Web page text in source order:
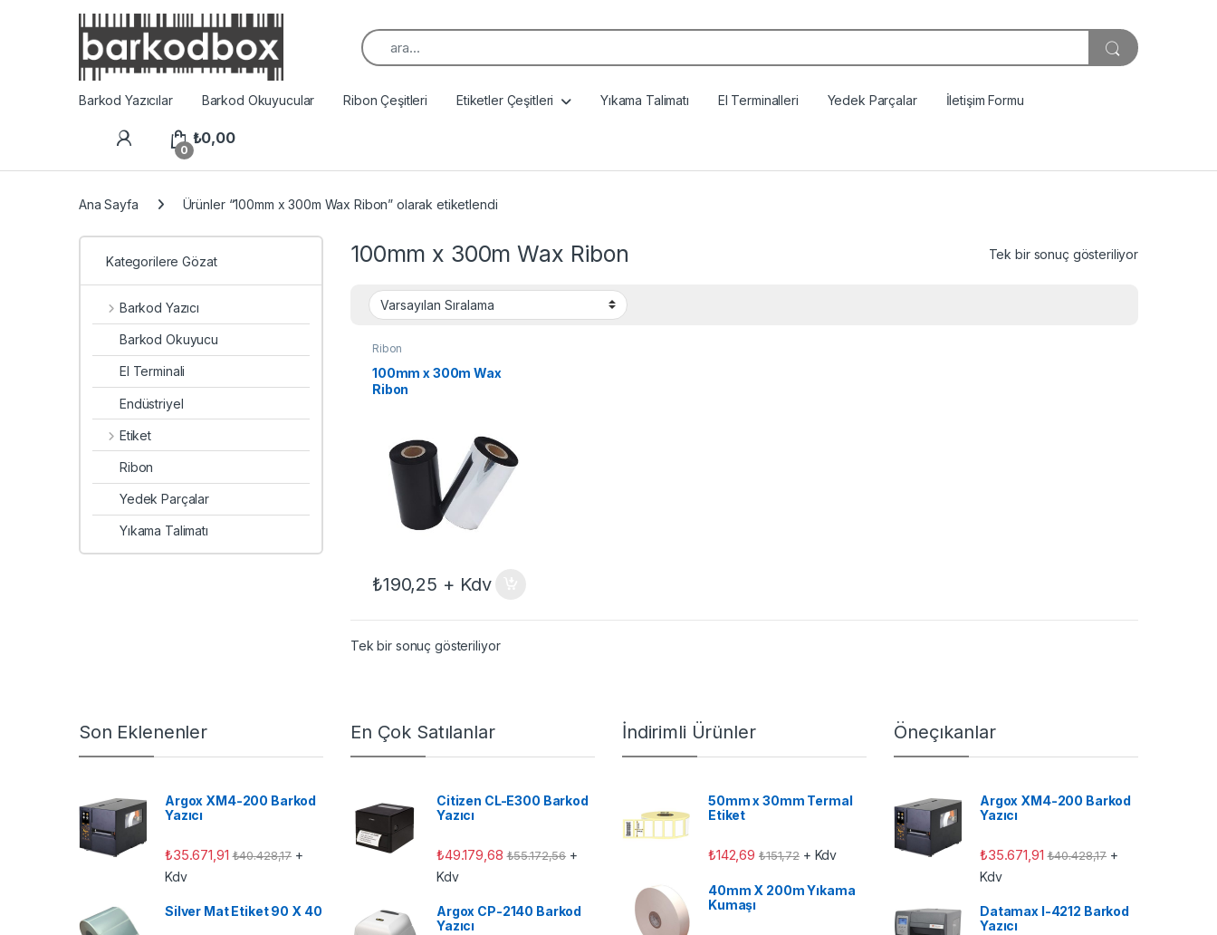
Aramak:
Barkod Yazıcılar Barkod Okuyucular Ribon Çeşitleri Etiketler Çeşitleri Yıkama Talimatı El Terminalleri Yedek Parçalar İletişim Formu
0
₺0,00
Ana Sayfa Ürünler “100mm x 300m Wax Ribon” olarak etiketlendi
100mm x 300m Wax Ribon Tek bir sonuç gösteriliyor
Ribon
100mm x 300m Wax
Ribon
₺190,25 + Kdv
Tek bir sonuç gösteriliyor
Kategorilere Gözat
Barkod Yazıcı
Barkod Okuyucu
El Terminali
Endüstriyel
Etiket
Ribon
Yedek Parçalar
Yıkama Talimatı
Son Eklenenler
Argox XM4-200 Barkod
Yazıcı
₺35.671,91 ₺40.428,17 +
Kdv
Silver Mat Etiket 90 X 40
En Çok Satılanlar
Citizen CL-E300 Barkod
Yazıcı
₺49.179,68 ₺55.172,56 +
Kdv
Argox CP-2140 Barkod
Yazıcı
İndirimli Ürünler
50mm x 30mm Termal
Etiket
₺142,69 ₺151,72+ Kdv
40mm X 200m Yıkama
Kumaşı
Öneçıkanlar
Argox XM4-200 Barkod
Yazıcı
₺35.671,91 ₺40.428,17 +
Kdv
Datamax I-4212 Barkod
Yazıcı